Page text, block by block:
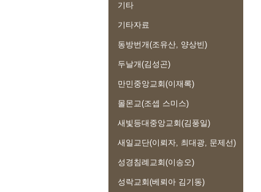
기타
기타자료
동방번개(조유산, 양상빈)
두날개(김성곤)
만민중앙교회(이재록)
몰몬교(조셉 스미스)
새빛등대중앙교회(김풍일)
새일교단(이뢰자, 최대광, 문제선)
성경침례교회(이송오)
성락교회(베뢰아 김기동)